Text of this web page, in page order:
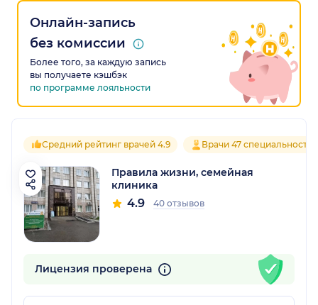
Онлайн-запись
без комиссии
Более того, за каждую запись
вы получаете кэшбэк
по программе лояльности
Средний рейтинг врачей 4.9 Врачи 47 специальностей
Правила жизни, семейная
клиника
4.9 40 отзывов
Лицензия проверена